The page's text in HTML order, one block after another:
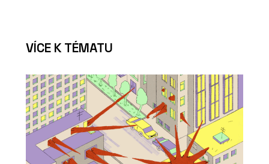
VÍCE K TÉMATU